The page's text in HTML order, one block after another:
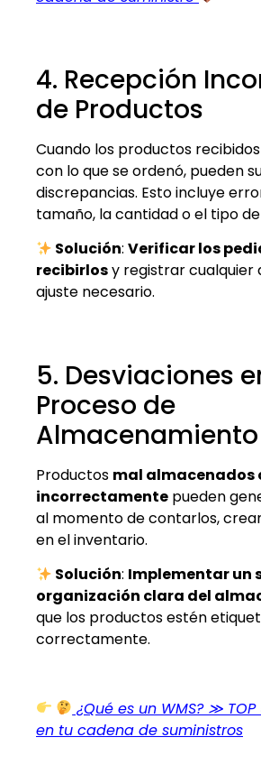
4. Recepción
de Productos
Cuando los productos
con lo que se ordenó, pueden
discrepancias. Esto incluye
tamaño, la cantidad o el tipo
Solución:Verificar los
recibirlosy registrar cualquier
ajuste necesario.
5. Desviaciones
Proceso de
Almacenamiento
Productos mal almacenados
incorrectamente pueden
al momento de contarlos,
en el inventario.
Solución: Implementar un
organización clara del
que los productos estén
correctamente.
¿Qué es un WMS? ≫ TOP
en tu cadena de suministros